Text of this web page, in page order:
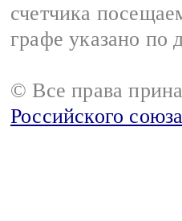
счетчика
графе указано по
© Все права
Российского